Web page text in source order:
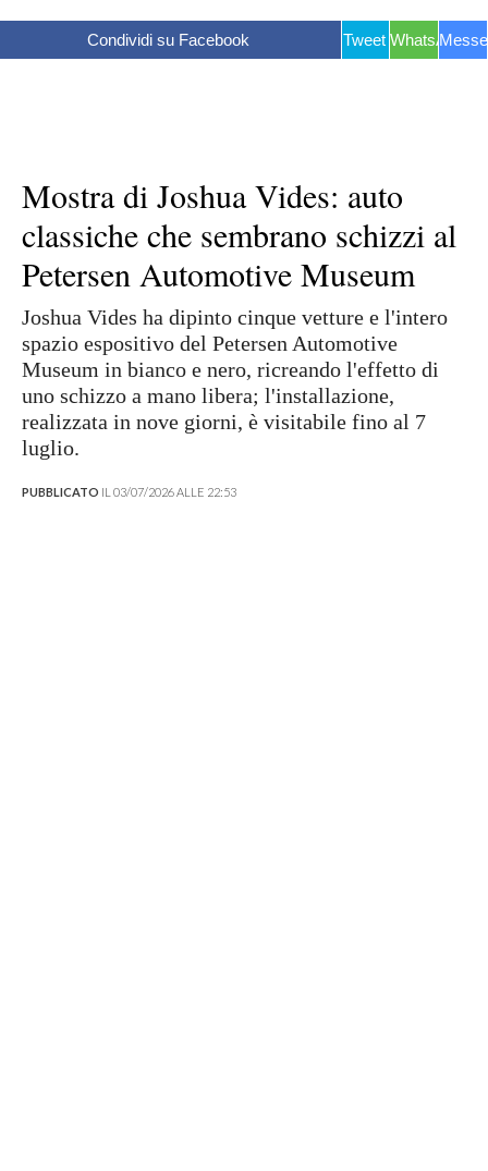
Condividi su Facebook Tweet WhatsApp
Mostra di Joshua Vides: auto
classiche che sembrano schizzi al
Petersen Automotive Museum
Joshua Vides ha dipinto cinque vetture e l'intero
spazio espositivo del Petersen Automotive
Museum in bianco e nero, ricreando l'effetto di
uno schizzo a mano libera; l'installazione,
realizzata in nove giorni, è visitabile fino al 7
luglio.
PUBBLICATO IL 03/07/2026 ALLE 22:53